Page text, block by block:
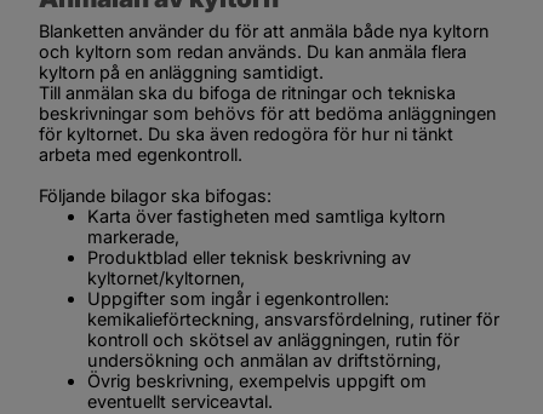
Blanketten använder du för att anmäla både nya kyltorn
och kyltorn som redan används. Du kan anmäla flera
kyltorn på en anläggning samtidigt.
Till anmälan ska du bifoga de ritningar och tekniska
beskrivningar som behövs för att bedöma anläggningen
för kyltornet. Du ska även redogöra för hur ni tänkt
arbeta med egenkontroll.
Följande bilagor ska bifogas:
Karta över fastigheten med samtliga kyltorn
markerade,
Produktblad eller teknisk beskrivning av
kyltornet/kyltornen,
Uppgifter som ingår i egenkontrollen:
kemikalieförteckning, ansvarsfördelning, rutiner för
kontroll och skötsel av anläggningen, rutin för
undersökning och anmälan av driftstörning,
Övrig beskrivning, exempelvis uppgift om
eventuellt serviceavtal.